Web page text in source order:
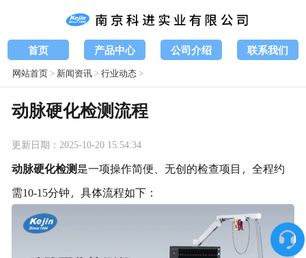
首页 产品中心 公司介绍 联系我们
网站首页> 新闻资讯>行业动态>
动脉硬化检测流程
更新日期：2025-10-20 15:54:34
动脉硬化检测是一项操作简便、无创的检查项目，全程约
需10-15分钟，具体流程如下：